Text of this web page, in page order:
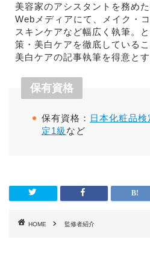
美容家のアシスタントを務め
Webメディアにて、メイク・
スキンケアなど幅広く執筆。
策・美白ケアを徹底している
美白ケアの記事執筆を得意とす
保有資格
保有資格： 日本化粧品検
定1級 など
HOME 監修者紹介